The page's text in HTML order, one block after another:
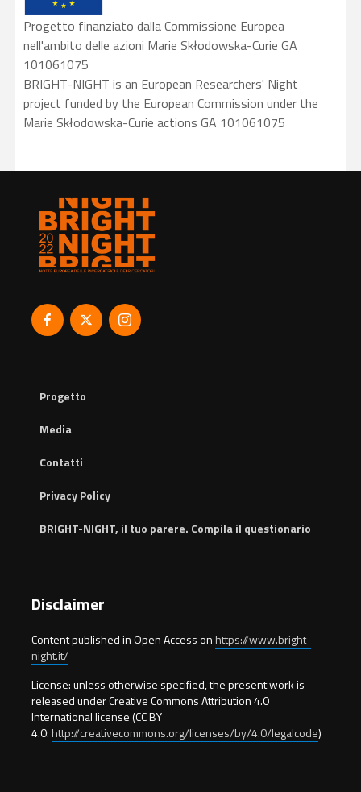
Progetto finanziato dalla Commissione Europea
nell'ambito delle azioni Marie Skłodowska-Curie GA
101061075
BRIGHT-NIGHT is an European Researchers' Night
project funded by the European Commission under the
Marie Skłodowska-Curie actions GA 101061075
Progetto
Media
Contatti
Privacy Policy
BRIGHT-NIGHT, il tuo parere. Compila il questionario
Disclaimer
Content published in Open Access onhttps://www.bright-
night.it/
License: unless otherwise specified, the present work is
released under Creative Commons Attribution 4.0
International license (CC BY
4.0:http://creativecommons.org/licenses/by/4.0/legalcode)